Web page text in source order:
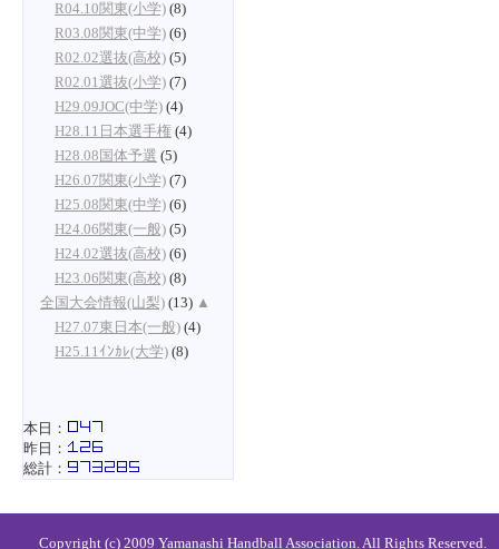
R04.10関東(小学) (8)
R03.08関東(中学) (6)
R02.02選抜(高校) (5)
R02.01選抜(小学) (7)
H29.09JOC(中学) (4)
H28.11日本選手権 (4)
H28.08国体予選 (5)
H26.07関東(小学) (7)
H25.08関東(中学) (6)
H24.06関東(一般) (5)
H24.02選抜(高校) (6)
H23.06関東(高校) (8)
全国大会情報(山梨) (13) ▲
H27.07東日本(一般) (4)
H25.11ｲﾝｶﾚ(大学) (8)
本日：
昨日：
総計：
Copyright (c) 2009 Yamanashi Handball Association.All Rights Reserved.